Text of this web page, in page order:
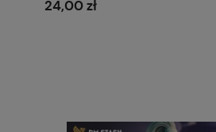
24,00 zł